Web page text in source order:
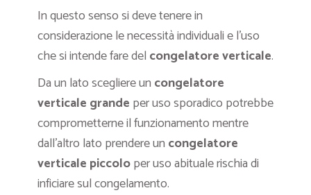
In questo senso si deve tenere in
considerazione le necessità individuali e l’uso
che si intende fare del congelatore verticale.
Da un lato scegliere un congelatore
verticale grande per uso sporadico potrebbe
comprometterne il funzionamento mentre
dall’altro lato prendere un congelatore
verticale piccoloper uso abituale rischia di
inficiare sul congelamento.